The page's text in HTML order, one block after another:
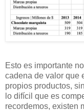
Esto es importante
cadena de valor que
propios productos,
lo difícil que es
recordemos, existen